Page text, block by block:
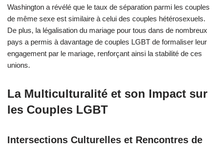
Washington a révélé que le taux de séparation parmi les couples
de même sexe est similaire à celui des couples hétérosexuels.
De plus, la légalisation du mariage pour tous dans de nombreux
pays a permis à davantage de couples LGBT de formaliser leur
engagement par le mariage, renforçant ainsi la stabilité de ces
unions.
La Multiculturalité et son Impact sur
les Couples LGBT
Intersections Culturelles et Rencontres de